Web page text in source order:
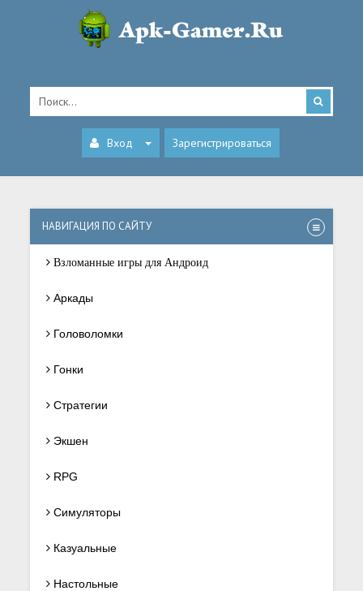
Вход Зарегистрироваться
НАВИГАЦИЯ ПО САЙТУ
Взломанные игры для Андроид
Аркады
Головоломки
Гонки
Стратегии
Экшен
RPG
Симуляторы
Казуальные
Настольные